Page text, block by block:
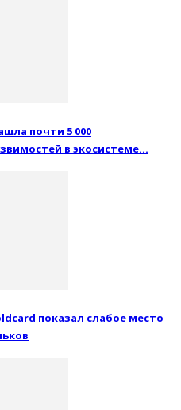
почти 5 000
в экосистеме…
показал слабое место